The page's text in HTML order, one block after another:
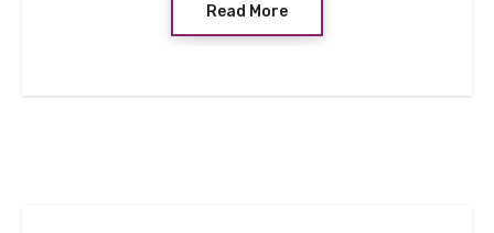
Read More